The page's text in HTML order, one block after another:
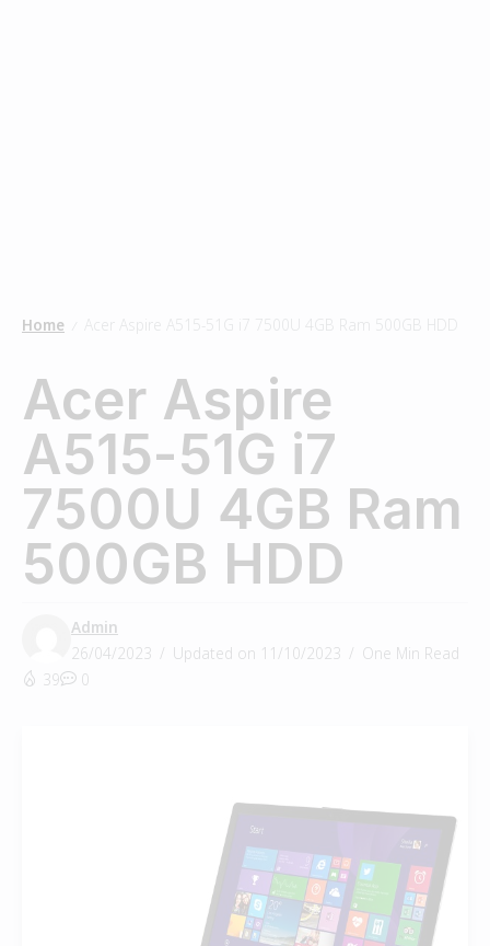
Home Acer Aspire A515-51G i7 7500U 4GB Ram 500GB HDD
Acer Aspire
A515-51G i7
7500U 4GB Ram
500GB HDD
Admin
26/04/2023
Updated on 11/10/2023
One Min Read
39
0